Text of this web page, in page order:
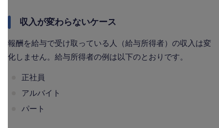
収入が変わらないケース
報酬を給与で受け取っている人（給与所得者）の収入は変
化しません。給与所得者の例は以下のとおりです。
正社員
アルバイト
パート